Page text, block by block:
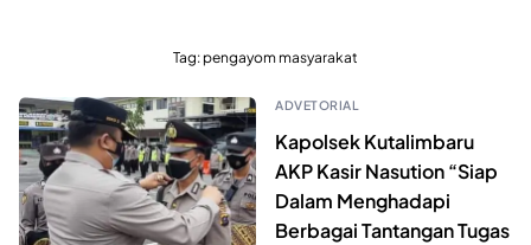
Tag: pengayom masyarakat
ADVETORIAL
Kapolsek Kutalimbaru
AKP Kasir Nasution “Siap
Dalam Menghadapi
Berbagai Tantangan Tugas